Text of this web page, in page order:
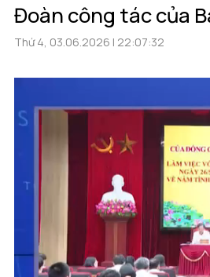
Đoàn công tác của
Thứ 4, 03.06.2026 | 22:07:32